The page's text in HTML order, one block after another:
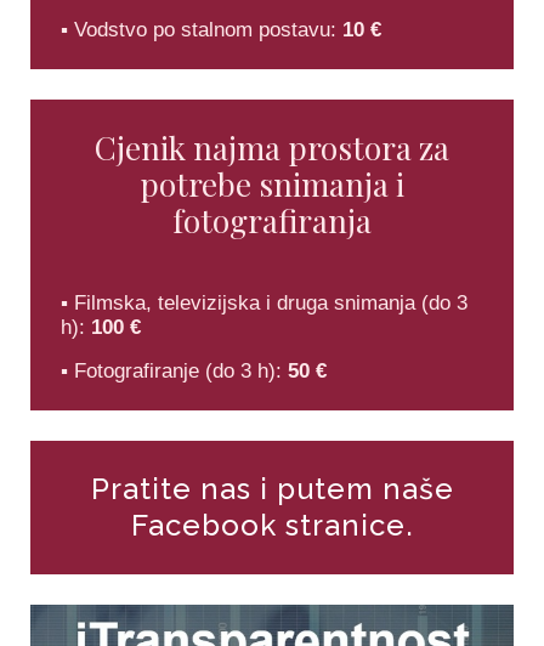
▪ Vodstvo po stalnom postavu: 10 €
Cjenik najma prostora za
potrebe snimanja i
fotografiranja
▪ Filmska, televizijska i druga snimanja (do 3
h): 100 €
▪ Fotografiranje (do 3 h): 50 €
Pratite nas i putem naše
Facebook stranice.